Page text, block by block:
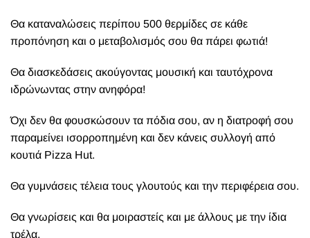
Θα καταναλώσεις περίπου 500 θερμίδες σε κάθε
προπόνηση και ο μεταβολισμός σου θα πάρει φωτιά!
Θα διασκεδάσεις ακούγοντας μουσική και ταυτόχρονα
ιδρώνωντας στην ανηφόρα!
Όχι δεν θα φουσκώσουν τα πόδια σου, αν η διατροφή σου
παραμείνει ισορροπημένη και δεν κάνεις συλλογή από
κουτιά Pizza Hut.
Θα γυμνάσεις τέλεια τους γλουτούς και την περιφέρεια σου.
Θα γνωρίσεις και θα μοιραστείς και με άλλους με την ίδια
τρέλα.